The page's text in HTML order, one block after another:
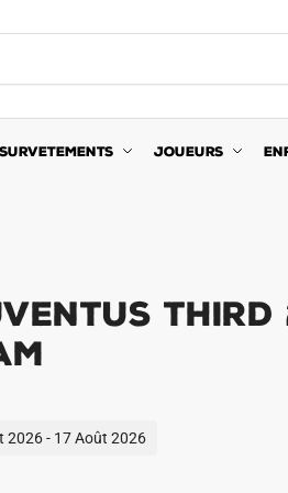
JOUEURS
Third
2026 - 17 Août 2026